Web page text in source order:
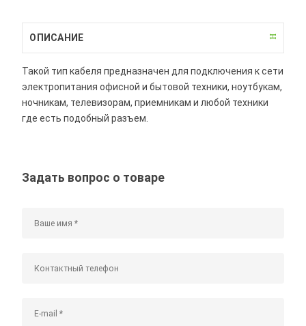
ОПИСАНИЕ
Такой тип кабеля предназначен для подключения к сети
электропитания офисной и бытовой техники, ноутбукам,
ночникам, телевизорам, приемникам и любой техники
где есть подобный разъем.
Задать вопрос о товаре